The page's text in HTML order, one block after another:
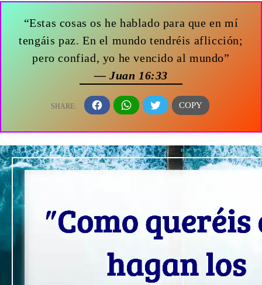
“Estas cosas os he hablado para que en mí
tengáis paz. En el mundo tendréis aflicción;
pero confiad, yo he vencido al mundo”
— Juan 16:33